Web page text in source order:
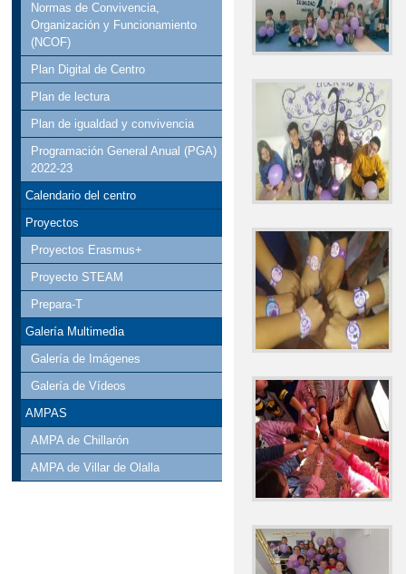
Normas de Convivencia,
Organización y Funcionamiento
(NCOF)
Plan Digital de Centro
Plan de lectura
Plan de igualdad y convivencia
Programación General Anual (PGA)
2022-23
Calendario del centro
Proyectos
Proyectos Erasmus+
Proyecto STEAM
Prepara-T
Galería Multimedia
Galería de Imágenes
Galería de Vídeos
AMPAS
AMPA de Chillarón
AMPA de Villar de Olalla